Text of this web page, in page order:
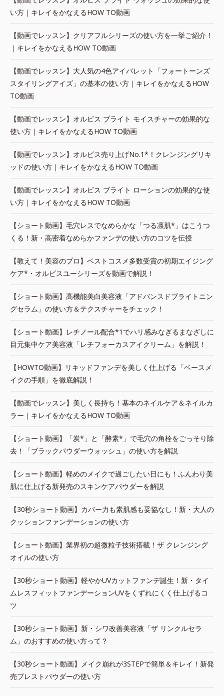
い方｜キレイをかなえるHOW TO動画
【動画でレッスン】クリアフルシリーズの使い方を一挙ご紹介！
｜キレイをかなえるHOW TO動画
【動画でレッスン】大人気の4色アイパレット「フォートーンズ
スタイリングアイズ」の基本の使い方｜キレイをかなえるHOW
TO動画
【動画でレッスン】オルビス ブライト モイスチャーの効果的な
使い方｜キレイをかなえるHOW TO動画
【動画でレッスン】オルビス売り上げNo.1*！クレンジングリキ
ッドの使い方｜キレイをかなえるHOW TO動画
【動画でレッスン】オルビス ブライト ローションの効果的な使
い方｜キレイをかなえるHOW TO動画
【ショート動画】毛穴レスでなめらかな「つる凛肌*」はこうつ
くる！新・高密着なめらかファンデの使い方のコツを伝授
【教えて！美容のプロ】ベストコスメ多数受賞の初期エイジング
ケア*・オルビスユーシリーズを動画で解説！
【ショート動画】高機能美白美容液「アドバンスドブライトニン
グセラム」の使い方＆テクスチャーをチェック！
【ショート動画】レチノール配合*1でハリ感みなぎるまなざしに
目元集中ケア美容液「レチフォーカスアイクリーム」を解説！
【HOWTO動画】リキッドファンデを美しく仕上げる「ベースメ
イクの手順」を徹底解説！
【動画でレッスン】美しく長持ち！基本のネイルケア＆ネイルカ
ラー｜キレイをかなえるHOW TO動画
【ショート動画】「炭*」と「酵素*」で毛穴の角栓をごっそり除
去！「ブラックパウダーウォッシュ」の使い方を解説
【ショート動画】軽めのメイクで過ごしたい日にも！ふんわり美
肌に仕上げる新発売のスキンケアパウダーを解説
【30秒ショート動画】カバー力も素肌感も妥協なし！新・大人の
クッションファンデーションの使い方
【ショート動画】業界初の超微粒子技術搭載！ザ クレンジング
オイルの使い方
【30秒ショート動画】軽やかUVカットファンデ誕生！新・タイ
ムレスフィットファンデーションUVをくずれにくく仕上げるコ
ツ
【30秒ショート動画】新・シワ改善美容液「ザ リンクルセラ
ム」のおすすめの使い方って？
【30秒ショート動画】メイク崩れが3STEPで簡単＆キレイ！新発
売プレストパウダーの使い方